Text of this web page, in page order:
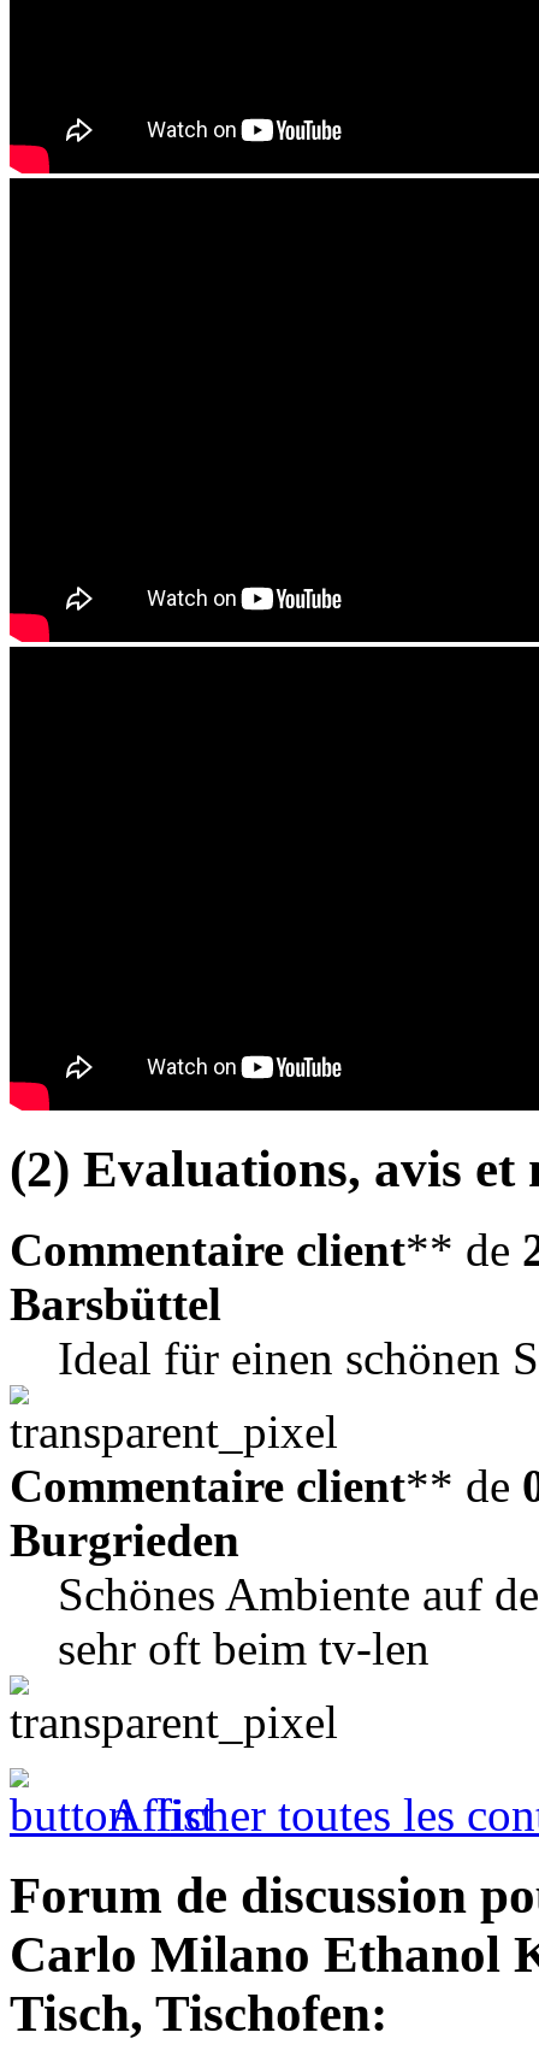
(2) Evaluations, avis et
Commentaire client** de
Barsbüttel
Ideal für einen schönen
Commentaire client** de
Burgrieden
Schönes Ambiente auf
sehr oft beim tv-len
Afficher toutes les
Forum de discussion
Carlo Milano Ethanol
Tisch, Tischofen: